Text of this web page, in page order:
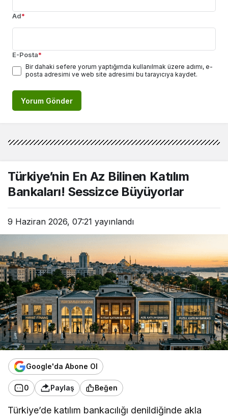
Ad*
E-Posta*
Bir dahaki sefere yorum yaptığımda kullanılmak üzere adımı, e-
posta adresimi ve web site adresimi bu tarayıcıya kaydet.
Yorum Gönder
Türkiye’nin En Az Bilinen Katılım
Bankaları! Sessizce Büyüyorlar
9 Haziran 2026, 07:21 yayınlandı
Google'da Abone Ol
0 Paylaş Beğen
Türkiye’de katılım bankacılığı denildiğinde akla